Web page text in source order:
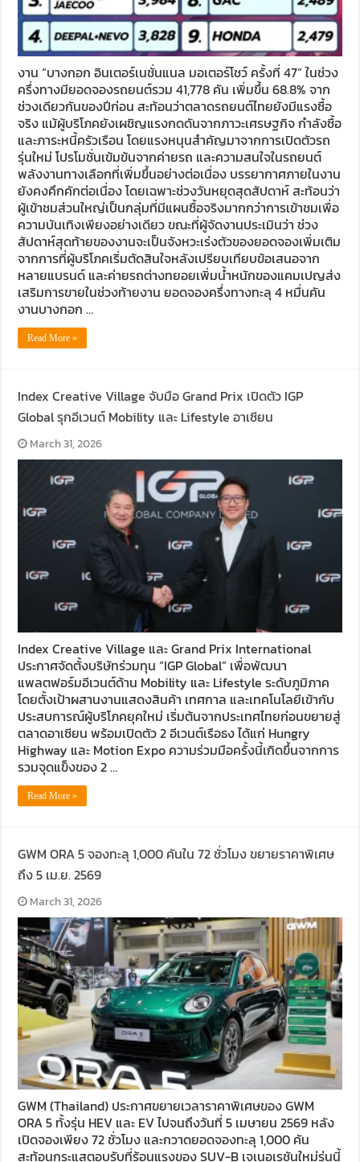
งาน “บางกอก อินเตอร์เนชั่นแนล มอเตอร์โชว์ ครั้งที่ 47” ในช่วง
ครึ่งทางมียอดจองรถยนต์รวม 41,778 คัน เพิ่มขึ้น 68.8% จาก
ช่วงเดียวกันของปีก่อน สะท้อนว่าตลาดรถยนต์ไทยยังมีแรงซื้อ
จริง แม้ผู้บริโภคยังเผชิญแรงกดดันจากภาวะเศรษฐกิจ กำลังซื้อ
และภาระหนี้ครัวเรือน โดยแรงหนุนสำคัญมาจากการเปิดตัวรถ
รุ่นใหม่ โปรโมชั่นเข้มข้นจากค่ายรถ และความสนใจในรถยนต์
พลังงานทางเลือกที่เพิ่มขึ้นอย่างต่อเนื่อง บรรยากาศภายในงาน
ยังคงคึกคักต่อเนื่อง โดยเฉพาะช่วงวันหยุดสุดสัปดาห์ สะท้อนว่า
ผู้เข้าชมส่วนใหญ่เป็นกลุ่มที่มีแผนซื้อจริงมากกว่าการเข้าชมเพื่อ
ความบันเทิงเพียงอย่างเดียว ขณะที่ผู้จัดงานประเมินว่า ช่วง
สัปดาห์สุดท้ายของงานจะเป็นจังหวะเร่งตัวของยอดจองเพิ่มเติม
จากการที่ผู้บริโภคเริ่มตัดสินใจหลังเปรียบเทียบข้อเสนอจาก
หลายแบรนด์ และค่ายรถต่างทยอยเพิ่มน้ำหนักของแคมเปญส่ง
เสริมการขายในช่วงท้ายงาน ยอดจองครึ่งทางทะลุ 4 หมื่นคัน
งานบางกอก …
Read More »
Index Creative Village จับมือ Grand Prix เปิดตัว IGP
Global รุกอีเวนต์ Mobility และ Lifestyle อาเซียน
March 31, 2026
Index Creative Village และ Grand Prix International
ประกาศจัดตั้งบริษัทร่วมทุน “IGP Global” เพื่อพัฒนา
แพลตฟอร์มอีเวนต์ด้าน Mobility และ Lifestyle ระดับภูมิภาค
โดยตั้งเป้าผสานงานแสดงสินค้า เทศกาล และเทคโนโลยีเข้ากับ
ประสบการณ์ผู้บริโภคยุคใหม่ เริ่มต้นจากประเทศไทยก่อนขยายสู่
ตลาดอาเซียน พร้อมเปิดตัว 2 อีเวนต์เรือธง ได้แก่ Hungry
Highway และ Motion Expo ความร่วมมือครั้งนี้เกิดขึ้นจากการ
รวมจุดแข็งของ 2 …
Read More »
GWM ORA 5 จองทะลุ 1,000 คันใน 72 ชั่วโมง ขยายราคาพิเศษ
ถึง 5 เม.ย. 2569
March 31, 2026
GWM (Thailand) ประกาศขยายเวลาราคาพิเศษของ GWM
ORA 5 ทั้งรุ่น HEV และ EV ไปจนถึงวันที่ 5 เมษายน 2569 หลัง
เปิดจองเพียง 72 ชั่วโมง และกวาดยอดจองทะลุ 1,000 คัน
สะท้อนกระแสตอบรับที่ร้อนแรงของ SUV-B เจเนอเรชันใหม่รุ่นนี้